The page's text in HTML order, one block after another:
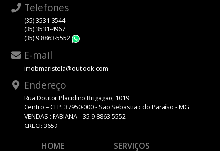
Telefones
(35) 3531-3544
(35) 3531-4967
(35) 9 8863-5552
E-mail
imobmaristela@outlook.com
Endereço
Rua Doutor Placidino Brigagão, 1019
Centro – CEP: 37950-000 - São Sebastião do Paraíso - MG
VENDAS : FABIANA – 35 9 8863-5552
CRECI: 3659
HOME SERVIÇOS